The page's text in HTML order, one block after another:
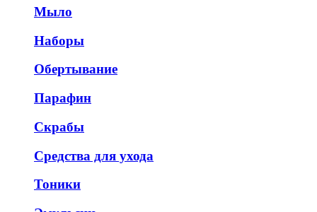
Мыло
Наборы
Обертывание
Парафин
Скрабы
Средства для ухода
Тоники